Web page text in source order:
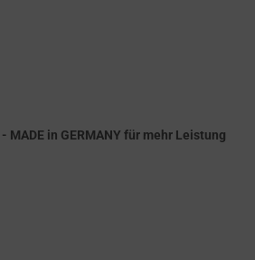
MADE in GERMANY für mehr Leistung